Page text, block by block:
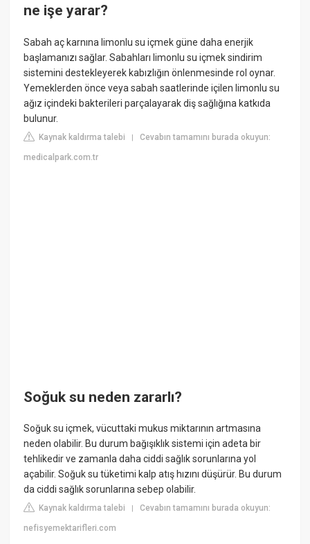
ne işe yarar?
Sabah aç karnına limonlu su içmek güne daha enerjik
başlamanızı sağlar. Sabahları limonlu su içmek sindirim
sistemini destekleyerek kabızlığın önlenmesinde rol oynar.
Yemeklerden önce veya sabah saatlerinde içilen limonlu su
ağız içindeki bakterileri parçalayarak diş sağlığına katkıda
bulunur.
Kaynak kaldırma talebi |Cevabın tamamını burada okuyun:
medicalpark.com.tr
Soğuk su neden zararlı?
Soğuk su içmek, vücuttaki mukus miktarının artmasına
neden olabilir. Bu durum bağışıklık sistemi için adeta bir
tehlikedir ve zamanla daha ciddi sağlık sorunlarına yol
açabilir. Soğuk su tüketimi kalp atış hızını düşürür. Bu durum
da ciddi sağlık sorunlarına sebep olabilir.
Kaynak kaldırma talebi |Cevabın tamamını burada okuyun:
nefisyemektarifleri.com